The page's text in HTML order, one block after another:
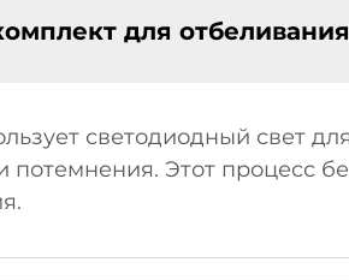
для
светодиодный свет
потемнения. Этот процесс